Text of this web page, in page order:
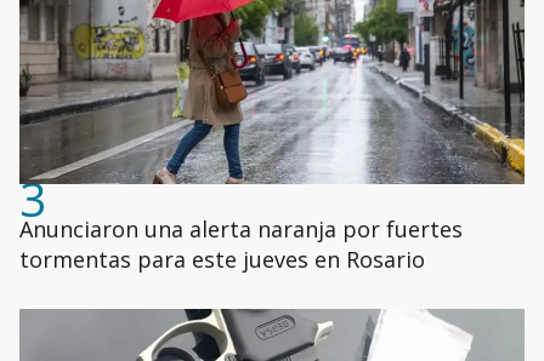
3
Anunciaron una alerta naranja por fuertes
tormentas para este jueves en Rosario